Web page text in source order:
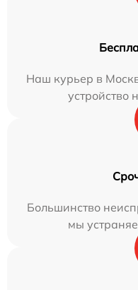
Наш курьер в
устройство
Большинство
мы